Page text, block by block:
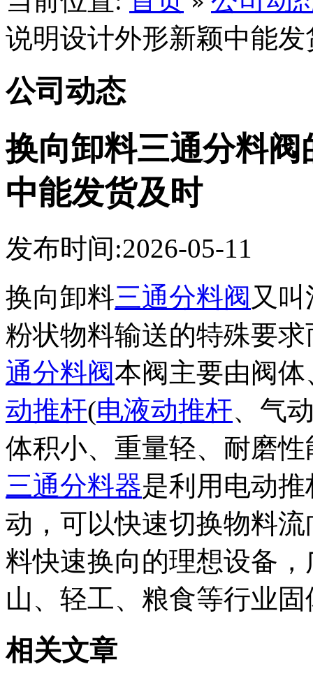
说明设计外形新颖中能发
公司动态
换向卸料三通分料
中能发货及时
发布时间:2026-05-11
换向卸料三通分料阀 又
粉状物料输送的特殊要
通分料阀本阀主要由阀
动推杆(电液动推杆、气
体积小、重量轻、耐磨
三通分料器是利用电动
动，可以快速切换物料
料快速换向的理想设备
山、轻工、粮食等行业
相关文章